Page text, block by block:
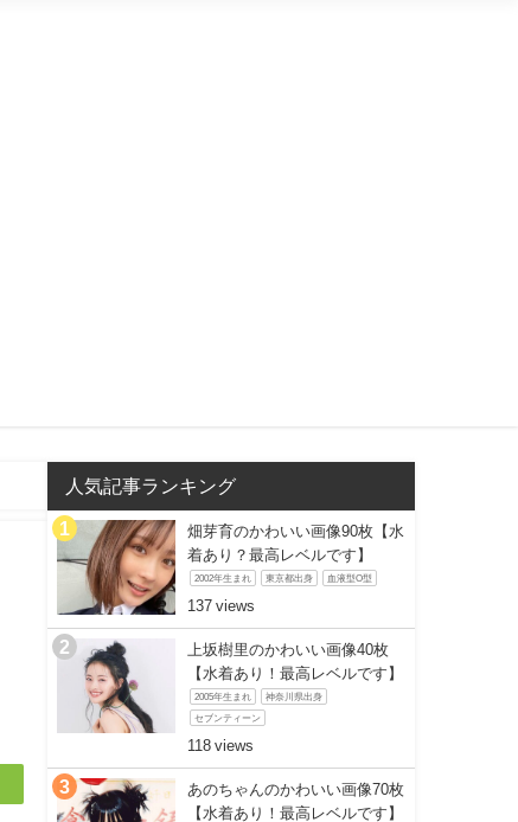
人気記事ランキング
畑芽育のかわいい画像90枚【水
着あり？最高レベルです】
2002年生まれ 東京都出身 血液型O型
137
上坂樹里のかわいい画像40枚
【水着あり！最高レベルです】
2005年生まれ 神奈川県出身
セブンティーン
118
あのちゃんのかわいい画像70枚
【水着あり！最高レベルです】